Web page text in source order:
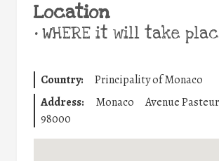
Location
•WHERE it will take
Country:
Principality of Monaco
Address:
Monaco Avenue Pasteur
98000